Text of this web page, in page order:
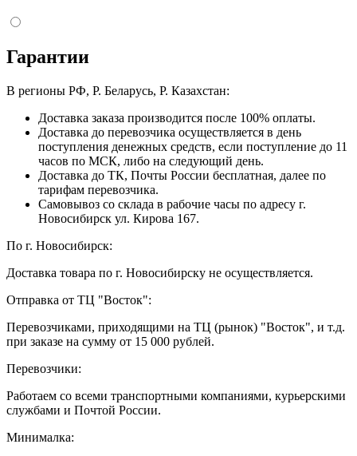
Гарантии
В регионы РФ, Р. Беларусь, Р. Казахстан:
Доставка заказа производится после 100% оплаты.
Доставка до перевозчика осуществляется в день
поступления денежных средств, если поступление до 11
часов по МСК, либо на следующий день.
Доставка до ТК, Почты России бесплатная, далее по
тарифам перевозчика.
Самовывоз со склада в рабочие часы по адресу г.
Новосибирск ул. Кирова 167.
По г. Новосибирск:
Доставка товара по г. Новосибирску не осуществляется.
Отправка от ТЦ "Восток":
Перевозчиками, приходящими на ТЦ (рынок) "Восток", и т.д.
при заказе на сумму от 15 000 рублей.
Перевозчики:
Работаем со всеми транспортными компаниями, курьерскими
службами и Почтой России.
Минималка: